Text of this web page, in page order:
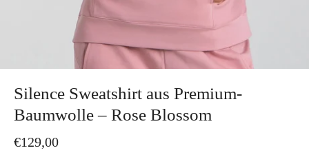
Silence Sweatshirt aus Premium-
Baumwolle – Rose Blossom
€129,00